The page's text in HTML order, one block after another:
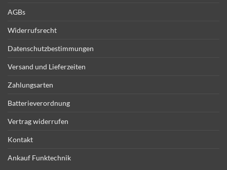
AGBs
Widerrufsrecht
Datenschutzbestimmungen
Versand und Lieferzeiten
Zahlungsarten
Batterieverordnung
Vertrag widerrufen
Kontakt
Ankauf Funktechnik